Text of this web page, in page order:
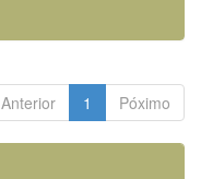
Anterior 1 Póximo